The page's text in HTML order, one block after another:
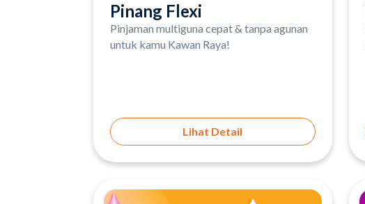
Pinang Flexi
Pinjaman multiguna cepat & tanpa agunan
untuk kamu Kawan Raya!
Lihat Detail